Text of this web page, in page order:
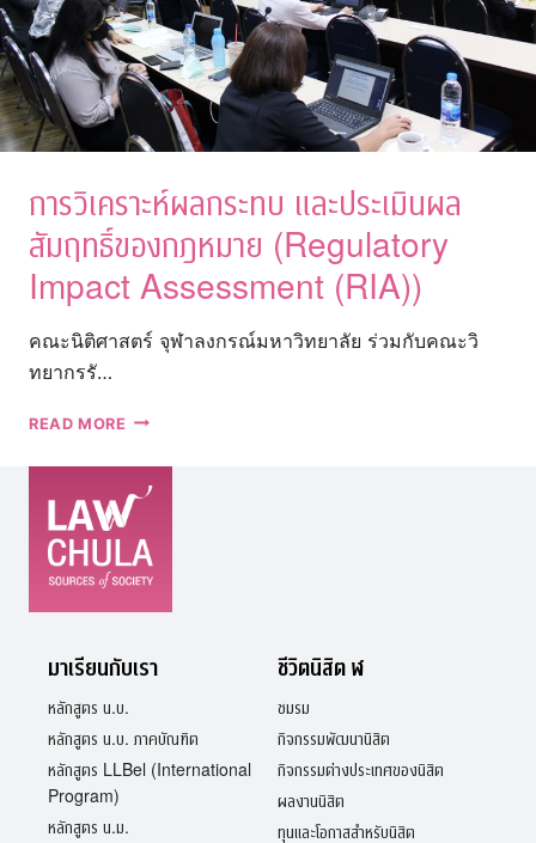
การวิเคราะห์ผลกระทบ และประเมินผล
สัมฤทธิ์ของกฎหมาย (Regulatory
Impact Assessment (RIA))
คณะนิติศาสตร์ จุฬาลงกรณ์มหาวิทยาลัย ร่วมกับคณะวิ
ทยากรรั…
READ MORE การ
ผลก
ระทบ
และ
ประเมิน
ผล
สัมฤทธิ์
ของ
IMPACT
(RIA))
มาเรียนกับเรา
หลักสูตร น.บ.
หลักสูตร น.บ. ภาคบัณฑิต
หลักสูตร LLBel (International
Program)
หลักสูตร น.ม.
ชีวิตนิสิต ฬ
ชมรม
กิจกรรมพัฒนานิสิต
กิจกรรมต่างประเทศของนิสิต
ผลงานนิสิต
ทุนและโอกาสสำหรับนิสิต